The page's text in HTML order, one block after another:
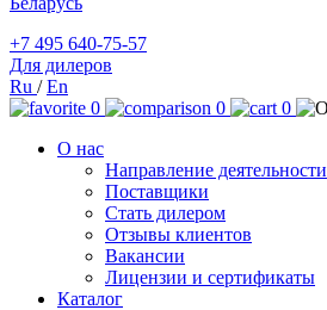
+7 495 640-75-57
Для дилеров
Ru /En
0
0
0
О нас
Направление деятельности
Поставщики
Стать дилером
Отзывы клиентов
Вакансии
Лицензии и сертификаты
Каталог